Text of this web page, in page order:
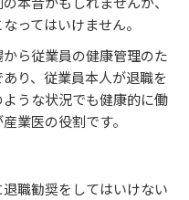
ってはいけません。
ら従業員の健康管理のた
り、従業員本人が退職を
うな状況でも健康的に働
業医の役割です。
職勧奨をしてはいけない